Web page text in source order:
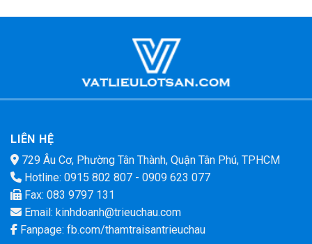
LIÊN HỆ
729 Âu Cơ, Phường Tân Thành, Quận Tân Phú, TPHCM
Hotline: 0915 802 807 - 0909 623 077
Fax: 083 9797 131
Email: kinhdoanh@trieuchau.com
Fanpage: fb.com/thamtraisantrieuchau